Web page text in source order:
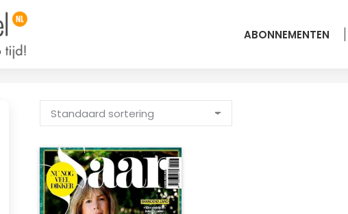
ABONNEMENTEN